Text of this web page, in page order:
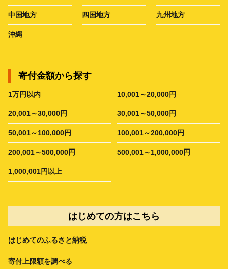
中国地方 四国地方 九州地方
沖縄
寄付金額から探す
1万円以内 10,001～20,000円
20,001～30,000円 30,001～50,000円
50,001～100,000円 100,001～200,000円
200,001～500,000円 500,001～1,000,000円
1,000,001円以上
はじめての方はこちら
はじめてのふるさと納税
寄付上限額を調べる